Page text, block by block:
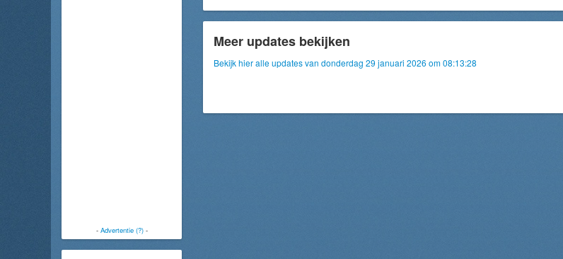
- Advertentie (?)-
Meer updates bekijken
Bekijk hier alle updates van donderdag 29 januari 2026 om 08:13:28